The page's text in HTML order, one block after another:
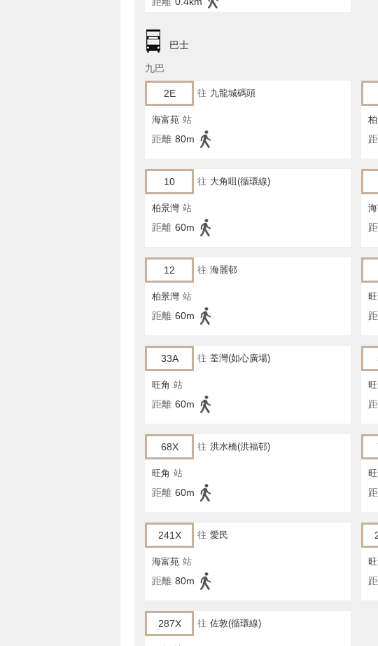
巴士
九巴
2E 往 九龍城碼頭
海富苑 站
距離 80m
10 往 大角咀(循環線)
柏景灣 站
距離 60m
12 往 海麗邨
柏景灣 站
距離 60m
33A 往 荃灣(如心廣場)
旺角 站
距離 60m
68X 往 洪水橋(洪福邨)
旺角 站
距離 60m
241X 往 愛民
海富苑 站
距離 80m
287X 往 佐敦(循環線)